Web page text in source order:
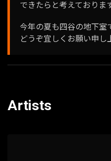
できたらと考えております
今年の夏も四谷の地下室
どうぞ宜しくお願い申し
Artists